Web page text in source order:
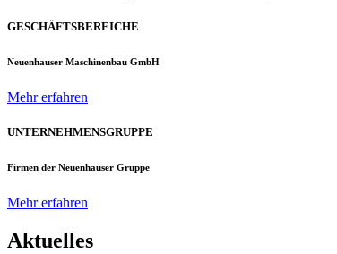
GESCHÄFTSBEREICHE
Neuenhauser Maschinenbau GmbH
Mehr erfahren
UNTERNEHMENSGRUPPE
Firmen der Neuenhauser Gruppe
Mehr erfahren
Aktuelles